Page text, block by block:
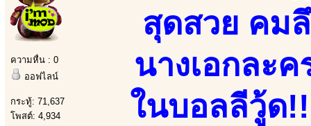
ความหื่น : 0
ออฟไลน์
กระทู้: 71,637
โพสต์: 4,934
สุดสวย คม
นางเอกละ
ในบอลลีวู้ด